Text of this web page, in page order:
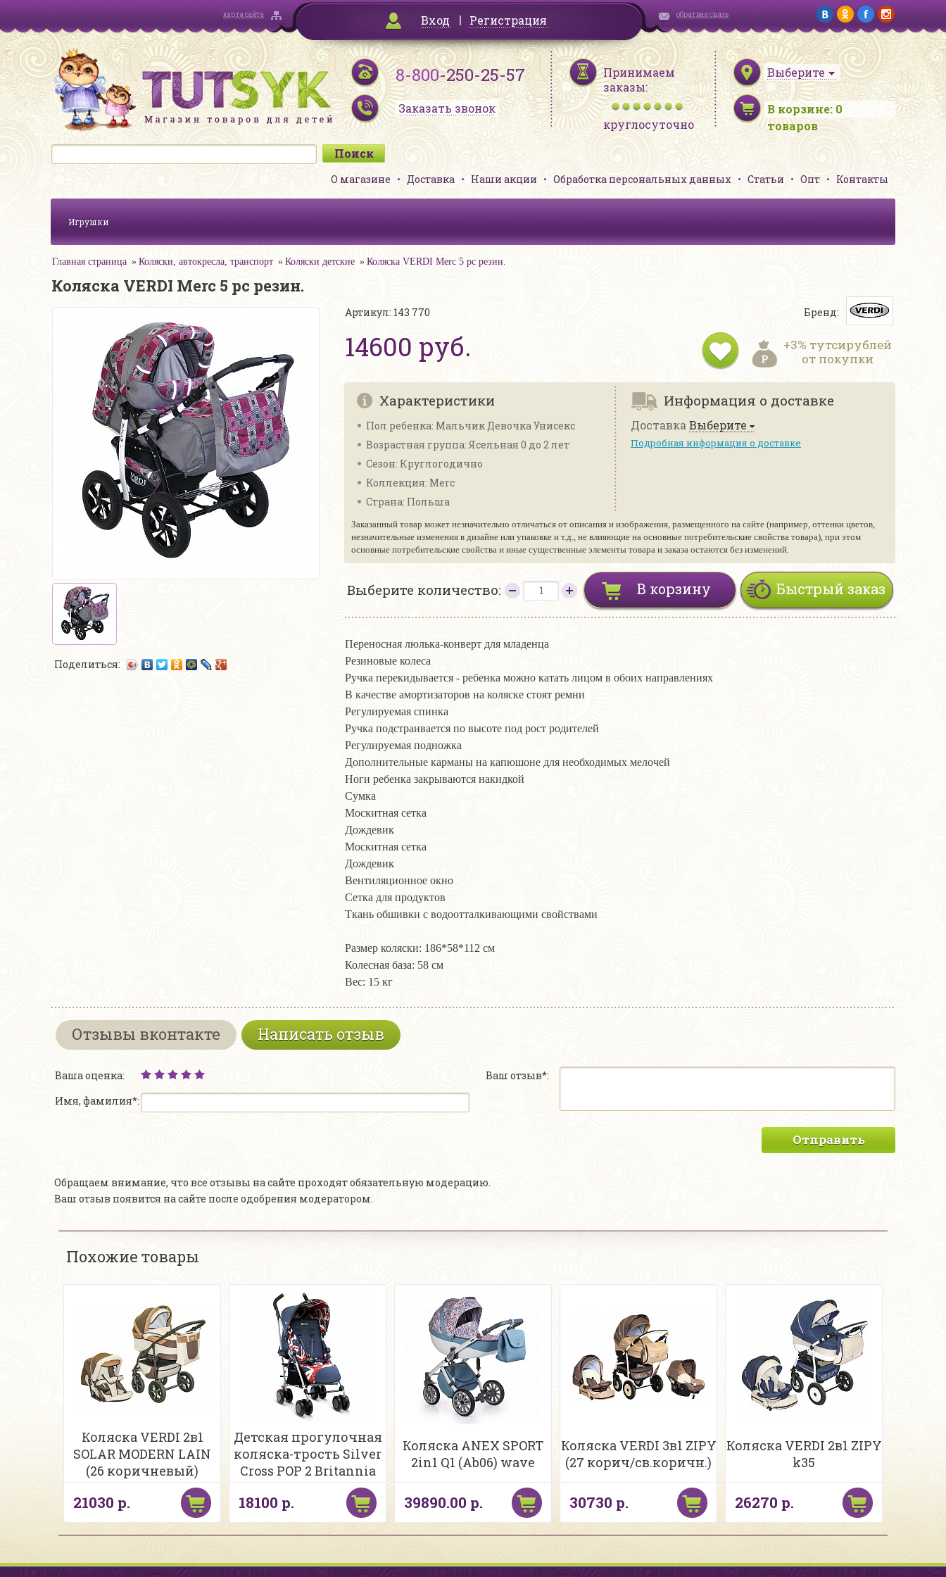
карта сайта Вход Регистрация обратная связь
8-800-250-25-57
Заказать звонок
Принимаем
заказы:
круглосуточно
Выберите
В корзине: 0
товаров
О магазине Доставка Наши акции Обработка персональных данных Статьи Опт Контакты
Игрушки
Главная страница Коляски, автокресла, транспорт Коляски детские Коляска VERDI Merc 5 pc резин.
Коляска VERDI Merc 5 pc резин.
Поделиться:
Артикул: 143 770
14600 руб.
Бренд:
+3% тутсирублей
от покупки
Характеристики
Пол ребенка: Мальчик Девочка Унисекс
Возрастная группа: Ясельная 0 до 2 лет
Сезон: Круглогодично
Коллекция: Merc
Страна: Польша
Информация о доставке
Доставка Выберите
Подробная информация о доставке
Заказанный товар может незначительно отличаться от описания и изображения, размещенного на сайте (например, оттенки цветов,
незначительные изменения в дизайне или упаковке и т.д., не влияющие на основные потребительские свойства товара), при этом
основные потребительские свойства и иные существенные элементы товара и заказа остаются без изменений.
Выберите количество: Быстрый заказ
В корзину
Переносная люлька-конверт для младенца
Резиновые колеса
Ручка перекидывается - ребенка можно катать лицом в обоих направлениях
В качестве амортизаторов на коляске стоят ремни
Регулируемая спинка
Ручка подстраивается по высоте под рост родителей
Регулируемая подножка
Дополнительные карманы на капюшоне для необходимых мелочей
Ноги ребенка закрываются накидкой
Сумка
Москитная сетка
Дождевик
Москитная сетка
Дождевик
Вентиляционное окно
Сетка для продуктов
Ткань обшивки с водоотталкивающими свойствами
Размер коляски: 186*58*112 см
Колесная база: 58 см
Вес: 15 кг
Отзывы вконтакте Написать отзыв
Ваша оценка:
Имя, фамилия*:
Ваш отзыв*:
Отправить
Обращаем внимание, что все отзывы на сайте проходят обязательную модерацию.
Ваш отзыв появится на сайте после одобрения модератором.
Похожие товары
Коляска VERDI 2в1
SOLAR MODERN LAIN
(26 коричневый)
21030 р.
Детская прогулочная
коляска-трость Silver
Cross POP 2 Britannia
18100 р.
Коляска ANEX SPORT
2in1 Q1 (Ab06) wave
39890.00 р.
Коляска VERDI 3в1 ZIPY
(27 корич/св.коричн.)
30730 р.
Коляска VERDI 2в1 ZIPY
k35
26270 р.